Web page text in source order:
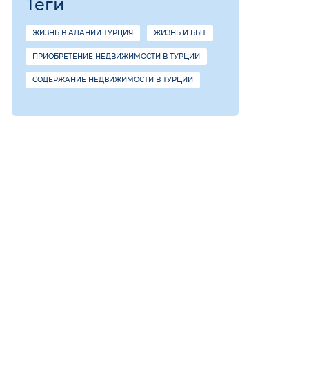
Теги
ЖИЗНЬ В АЛАНИИ ТУРЦИЯ ЖИЗНЬ И БЫТ
ПРИОБРЕТЕНИЕ НЕДВИЖИМОСТИ В ТУРЦИИ
СОДЕРЖАНИЕ НЕДВИЖИМОСТИ В ТУРЦИИ